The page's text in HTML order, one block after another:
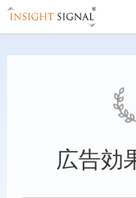
Insight Signal
広告効